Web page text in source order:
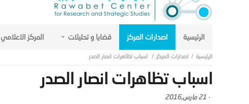
الرئيسية اصدارات المركز قضايا و تحليلات المركز الاعلامي
اصدارات المركز اسباب تظاهرات انصار الصدر
اسباب تظاهرات انصار الصدر
- 21 مارس,2016